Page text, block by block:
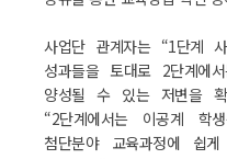
사업단 관계자는 “1단계
성과들을 토대로 2단계에
양성될 수 있는 저변을
“2단계에서는 이공계 학
첨단분야 교육과정에 쉽